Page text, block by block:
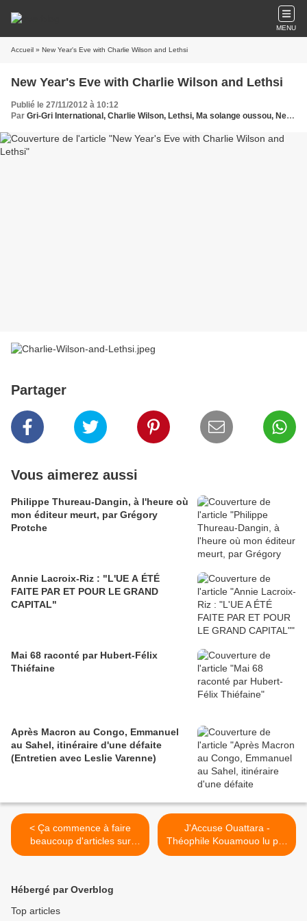
MENU
Accueil » New Year's Eve with Charlie Wilson and Lethsi
New Year's Eve with Charlie Wilson and Lethsi
Publié le 27/11/2012 à 10:12
Par Gri-Gri International, Charlie Wilson, Lethsi, Ma solange oussou, New York, Blues, France, Angola, Music, USA, Afrique, Sony, Europe
Partager
Vous aimerez aussi
Philippe Thureau-Dangin, à l'heure où
mon éditeur meurt, par Grégory
Protche
Annie Lacroix-Riz : "L'UE A ÉTÉ
FAITE PAR ET POUR LE GRAND
CAPITAL"
Mai 68 raconté par Hubert-Félix
Thiéfaine
Après Macron au Congo, Emmanuel
au Sahel, itinéraire d'une défaite
(Entretien avec Leslie Varenne)
< Ça commence à faire
beaucoup d'articles sur
Bouaké 2004 dans la
J'Accuse Ouattara -
Théophile Kouamouo lu par
Grégory Protche >
Hébergé par Overblog
Top articles